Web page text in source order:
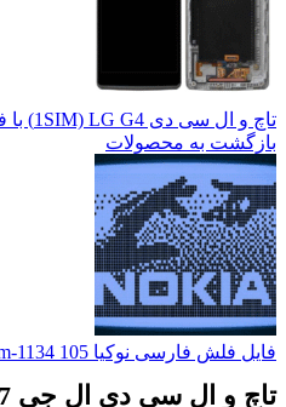
تاچ و ال سی دی 1SIM) LG G4) با فریم
بازگشت به محصولات
فایل فلش فارسی نوکیا 105 rm-1134 تضمینی
تاچ و ال سی دی ال جی LG K4- 2017